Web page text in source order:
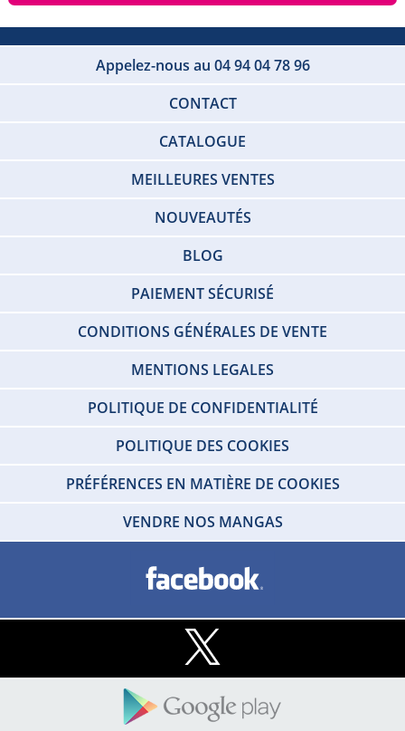
Appelez-nous au 04 94 04 78 96
CONTACT
CATALOGUE
MEILLEURES VENTES
NOUVEAUTÉS
BLOG
PAIEMENT SÉCURISÉ
CONDITIONS GÉNÉRALES DE VENTE
MENTIONS LEGALES
POLITIQUE DE CONFIDENTIALITÉ
POLITIQUE DES COOKIES
PRÉFÉRENCES EN MATIÈRE DE COOKIES
VENDRE NOS MANGAS